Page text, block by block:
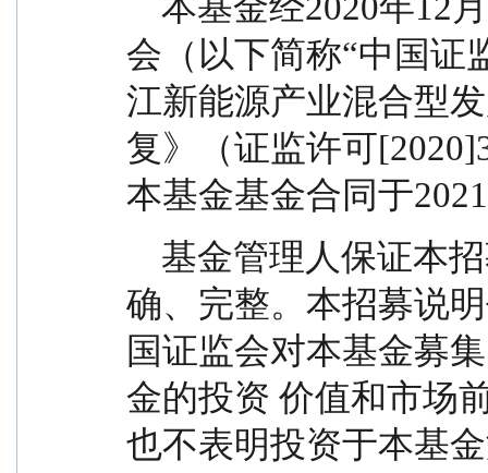
会（以下简称“中国证
江新能源产业混合型
复》（证监许可
本基金基金合同于
确、完整。本招募说
国证监会对本基金募
金的投资 价值和市场
也不表明投资于本基